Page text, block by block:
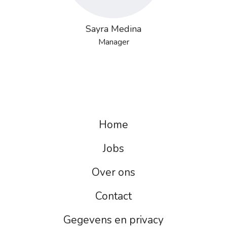
Sayra Medina
Manager
Home
Jobs
Over ons
Contact
Gegevens en privacy